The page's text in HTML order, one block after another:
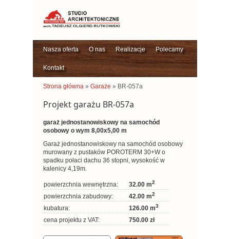
Nasza oferta O nas Realizacje Polecamy
Kontakt
Strona główna » Garaże » BR-057a
Projekt garażu BR-057a
garaż jednostanowiskowy na samochód
osobowy o wym 8,00x5,00 m
Garaż jednostanowiskowy na samochód osobowy
murowany z pustaków POROTERM 30+W o
spadku połaci dachu 36 stopni, wysokość w
kalenicy 4,19m.
powierzchnia wewnętrzna: 32.00 m2
powierzchnia zabudowy: 42.00 m2
kubatura: 126.00 m3
cena projektu z VAT: 750.00 zł